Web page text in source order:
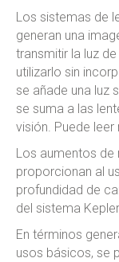
Los sistemas de
generan una
transmitir la luz
utilizarlo sin
se añade una luz
se suma a las
visión. Puede
Los aumentos de
proporcionan al
profundidad de
del sistema
En términos
usos básicos, se